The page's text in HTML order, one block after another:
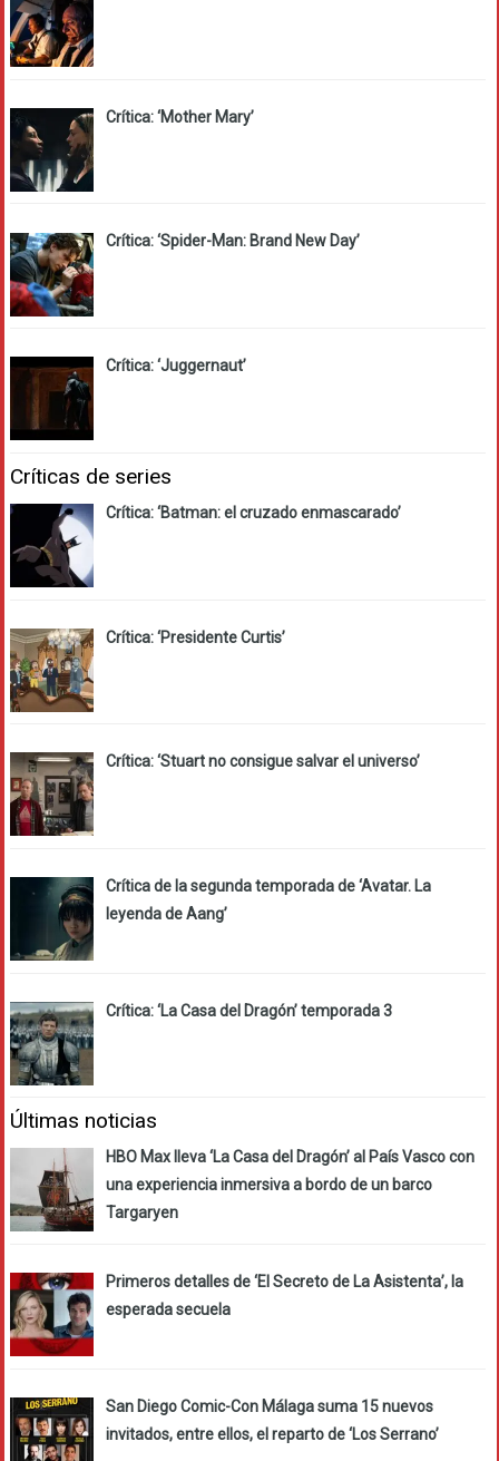
Crítica: ‘Mother Mary’
Crítica: ‘Spider-Man: Brand New Day’
Crítica: ‘Juggernaut’
Críticas de series
Crítica: ‘Batman: el cruzado enmascarado’
Crítica: ‘Presidente Curtis’
Crítica: ‘Stuart no consigue salvar el universo’
Crítica de la segunda temporada de ‘Avatar. La
leyenda de Aang’
Crítica: ‘La Casa del Dragón’ temporada 3
Últimas noticias
HBO Max lleva ‘La Casa del Dragón’ al País Vasco con
una experiencia inmersiva a bordo de un barco
Targaryen
Primeros detalles de ‘El Secreto de La Asistenta’, la
esperada secuela
San Diego Comic-Con Málaga suma 15 nuevos
invitados, entre ellos, el reparto de ‘Los Serrano’